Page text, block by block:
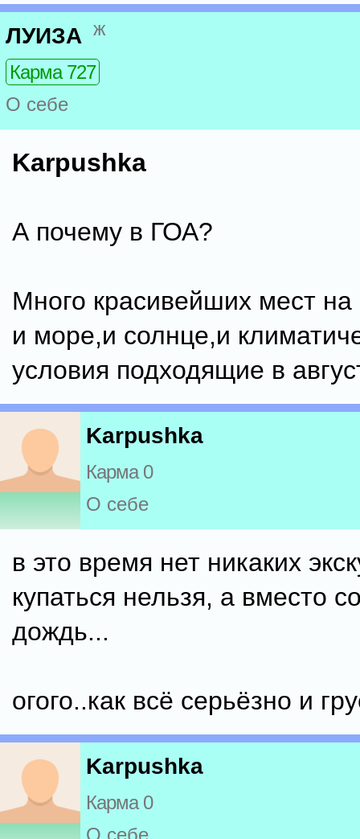
ЛУИЗА ж
Карма 727
О себе
Karpushka
А почему в ГОА?
Много красивейших мест на
и море,и солнце,и
условия подходящие в
Karpushka
Карма 0
О себе
в это время нет никаких
купаться нельзя, а вместо
дождь...
огого..как всё серьёзно и
Karpushka
Карма 0